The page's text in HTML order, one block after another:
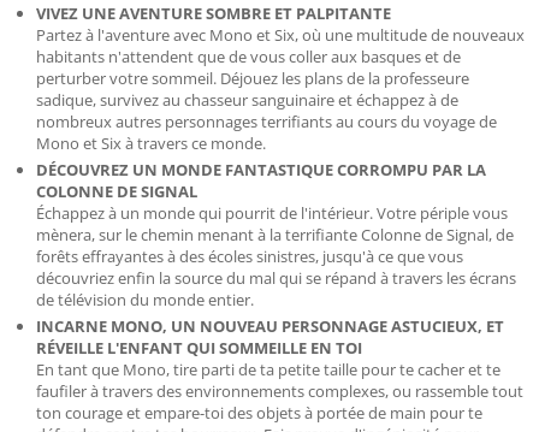
VIVEZ UNE AVENTURE SOMBRE ET PALPITANTE
Partez à l'aventure avec Mono et Six, où une multitude de nouveaux
habitants n'attendent que de vous coller aux basques et de
perturber votre sommeil. Déjouez les plans de la professeure
sadique, survivez au chasseur sanguinaire et échappez à de
nombreux autres personnages terrifiants au cours du voyage de
Mono et Six à travers ce monde.
DÉCOUVREZ UN MONDE FANTASTIQUE CORROMPU PAR LA
COLONNE DE SIGNAL
Échappez à un monde qui pourrit de l'intérieur. Votre périple vous
mènera, sur le chemin menant à la terrifiante Colonne de Signal, de
forêts effrayantes à des écoles sinistres, jusqu'à ce que vous
découvriez enfin la source du mal qui se répand à travers les écrans
de télévision du monde entier.
INCARNE MONO, UN NOUVEAU PERSONNAGE ASTUCIEUX, ET
RÉVEILLE L'ENFANT QUI SOMMEILLE EN TOI
En tant que Mono, tire parti de ta petite taille pour te cacher et te
faufiler à travers des environnements complexes, ou rassemble tout
ton courage et empare-toi des objets à portée de main pour te